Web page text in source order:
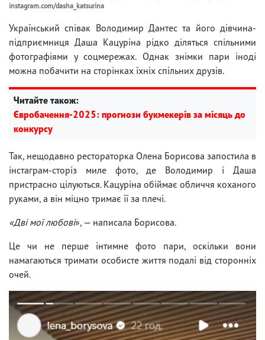
instagram.com/dasha_katsurina
Український співак Володимир Дантес та його дівчина-
підприємниця Даша Кацуріна рідко діляться спільними
фотографіями у соцмережах. Однак знімки пари іноді
можна побачити на сторінках їхніх спільних друзів.
Читайте також:
Євробачення-2025: прогнози букмекерів за місяць до
конкурсу
Так, нещодавно рестораторка Олена Борисова запостила в
інстаграм-сторіз миле фото, де Володимир і Даша
пристрасно цілуються. Кацуріна обіймає обличчя коханого
руками, а він міцно тримає її за плечі.
«Дві мої любові», — написала Борисова.
Це чи не перше інтимне фото пари, оскільки вони
намагаються тримати особисте життя подалі від сторонніх
очей.